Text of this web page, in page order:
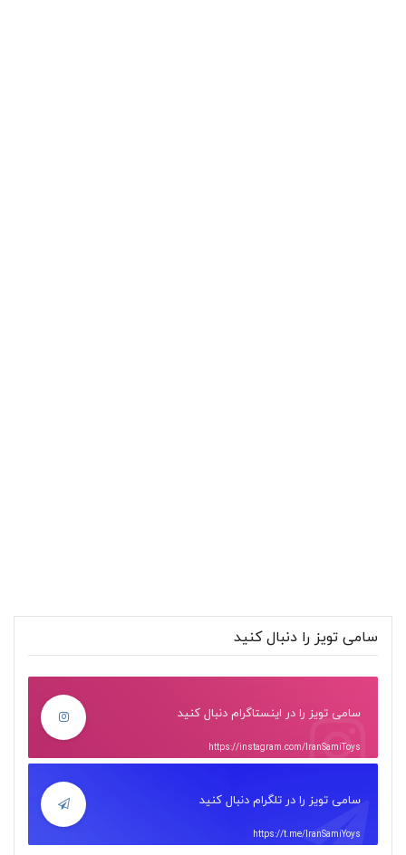
سامی تویز را دنبال کنید
سامی تویز را در اینستاگرام دنبال کنید
https://instagram.com/IranSamiToys
سامی تویز را در تلگرام دنبال کنید
https://t.me/IranSamiYoys